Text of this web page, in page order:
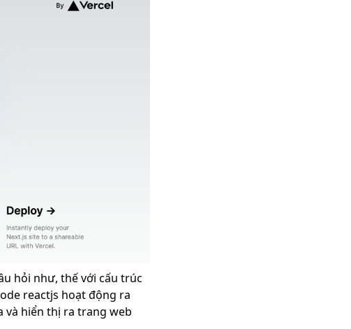
hỏi như, thế với cấu trúc
reactjs hoạt động ra
và hiển thị ra trang web